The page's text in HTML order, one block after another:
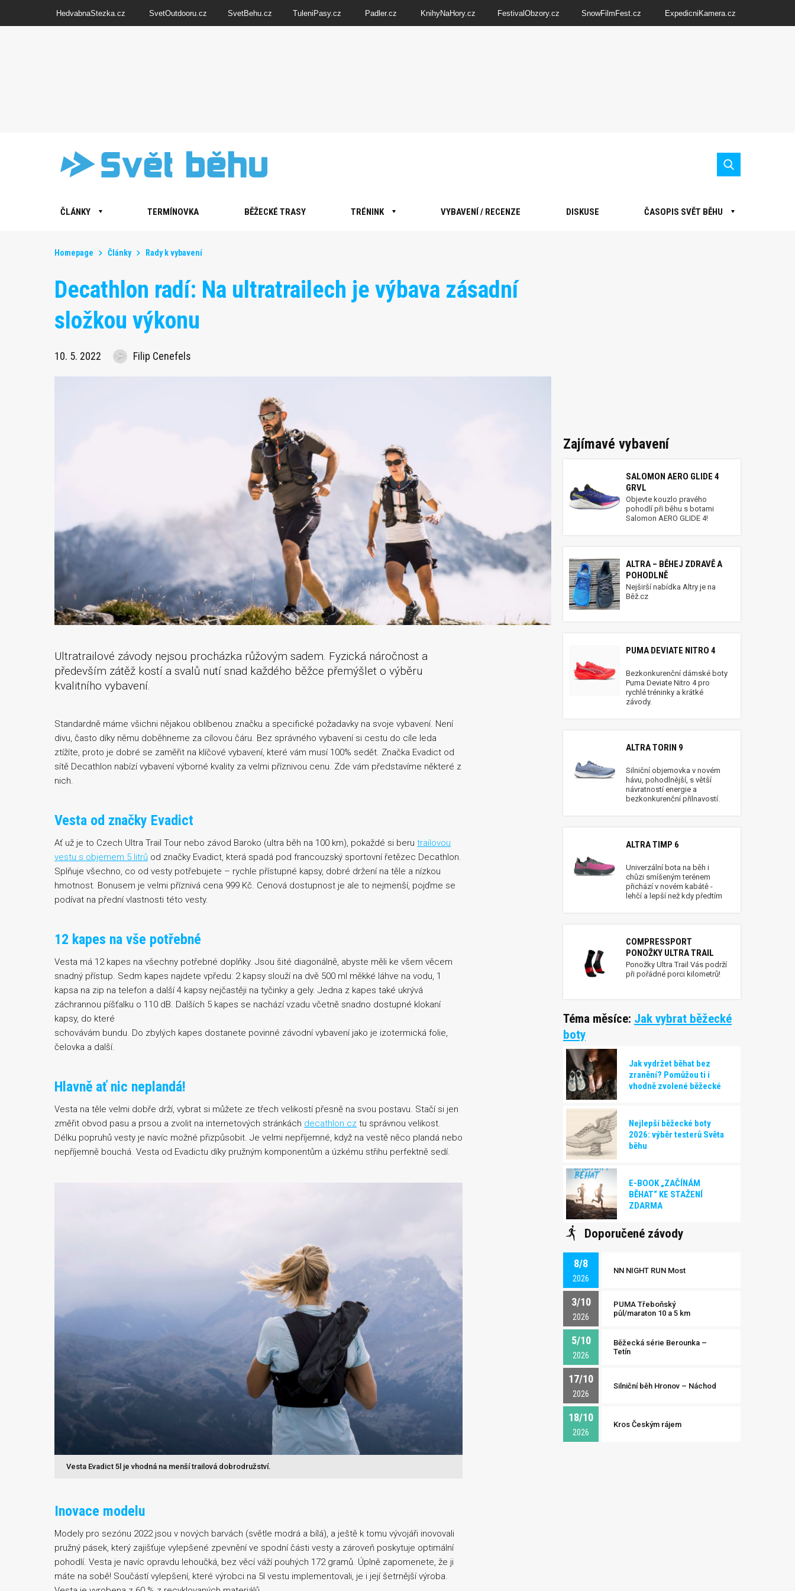
HedvabnaStezka.cz SvetOutdooru.cz SvetBehu.cz TuleniPasy.cz Padler.cz KnihyNaHory.cz FestivalObzory.cz SnowFilmFest.cz ExpedicniKamera.cz
ČLÁNKY TERMÍNOVKA BĚŽECKÉ TRASY TRÉNINK VYBAVENÍ / RECENZE DISKUSE ČASOPIS SVĚT BĚHU
Homepage Články Rady k vybavení
Decathlon radí: Na ultratrailech je výbava zásadní
složkou výkonu
10. 5. 2022 Filip Cenefels
Ultratrailové závody nejsou procházka růžovým sadem. Fyzická náročnost a
především zátěž kostí a svalů nutí snad každého běžce přemýšlet o výběru
kvalitního vybavení.
Standardně máme všichni nějakou oblíbenou značku a specifické požadavky na svoje vybavení. Není
divu, často díky němu doběhneme za cílovou čáru. Bez správného vybavení si cestu do cíle leda
ztížíte, proto je dobré se zaměřit na klíčové vybavení, které vám musí 100% sedět. Značka Evadict od
sítě Decathlon nabízí vybavení výborné kvality za velmi příznivou cenu. Zde vám představíme některé z
nich.
Vesta od značky Evadict
Ať už je to Czech Ultra Trail Tour nebo závod Baroko (ultra běh na 100 km), pokaždé si beru trailovou
vestu s objemem 5 litrů od značky Evadict, která spadá pod francouzský sportovní řetězec Decathlon.
Splňuje všechno, co od vesty potřebujete – rychle přístupné kapsy, dobré držení na těle a nízkou
hmotnost. Bonusem je velmi příznivá cena 999 Kč. Cenová dostupnost je ale to nejmenší, pojďme se
podívat na přední vlastnosti této vesty.
12 kapes na vše potřebné
Vesta má 12 kapes na všechny potřebné doplňky. Jsou šité diagonálně, abyste měli ke všem věcem
snadný přístup. Sedm kapes najdete vpředu: 2 kapsy slouží na dvě 500 ml měkké láhve na vodu, 1
kapsa na zip na telefon a další 4 kapsy nejčastěji na tyčinky a gely. Jedna z kapes také ukrývá
záchrannou píšťalku o 110 dB. Dalších 5 kapes se nachází vzadu včetně snadno dostupné klokaní
kapsy, do které
schovávám bundu. Do zbylých kapes dostanete povinné závodní vybavení jako je izotermická folie,
čelovka a další.
Hlavně ať nic neplandá!
Vesta na těle velmi dobře drží, vybrat si můžete ze třech velikostí přesně na svou postavu. Stačí si jen
změřit obvod pasu a prsou a zvolit na internetových stránkách decathlon.cz tu správnou velikost.
Délku popruhů vesty je navíc možné přizpůsobit. Je velmi nepříjemné, když na vestě něco plandá nebo
nepříjemně bouchá. Vesta od Evadictu díky pružným komponentům a úzkému střihu perfektně sedí.
Vesta Evadict 5l je vhodná na menší trailová dobrodružství.
Inovace modelu
Modely pro sezónu 2022 jsou v nových barvách (světle modrá a bílá), a ještě k tomu vývojáři inovovali
pružný pásek, který zajišťuje vylepšené zpevnění ve spodní části vesty a zároveň poskytuje optimální
pohodlí. Vesta je navíc opravdu lehoučká, bez věcí váží pouhých 172 gramů. Úplně zapomenete, že ji
máte na sobě! Součástí vylepšení, které výrobci na 5l vestu implementovali, je i její šetrnější výroba.
Zajímavé vybavení
SALOMON AERO GLIDE 4
GRVL
Objevte kouzlo pravého
pohodlí při běhu s botami
Salomon AERO GLIDE 4!
ALTRA – BĚHEJ ZDRAVĚ A
POHODLNĚ
Nejširší nabídka Altry je na
Běž.cz
PUMA DEVIATE NITRO 4
Bezkonkurenční dámské boty
Puma Deviate Nitro 4 pro
rychlé tréninky a krátké
závody.
ALTRA TORIN 9
Silniční objemovka v novém
hávu, pohodlnější, s větší
návratností energie a
bezkonkurenční přilnavostí.
ALTRA TIMP 6
Univerzální bota na běh i
chůzi smíšeným terénem
přichází v novém kabátě -
lehčí a lepší než kdy předtím
COMPRESSPORT
PONOŽKY ULTRA TRAIL
Ponožky Ultra Trail Vás podrží
při pořádné porci kilometrů!
Téma měsíce: Jak vybrat běžecké
boty
Jak vydržet běhat bez
zranění? Pomůžou ti i
vhodně zvolené běžecké
Nejlepší běžecké boty
2026: výběr testerů Světa
běhu
E-BOOK „ZAČÍNÁM
BĚHAT“ KE STAŽENÍ
ZDARMA
Doporučené závody
8/8
2026
NN NIGHT RUN Most
3/10
2026
PUMA Třeboňský
půl/maraton 10 a 5 km
5/10
2026
Běžecká série Berounka –
Tetín
17/10
2026
Silniční běh Hronov – Náchod
18/10
2026
Kros Českým rájem